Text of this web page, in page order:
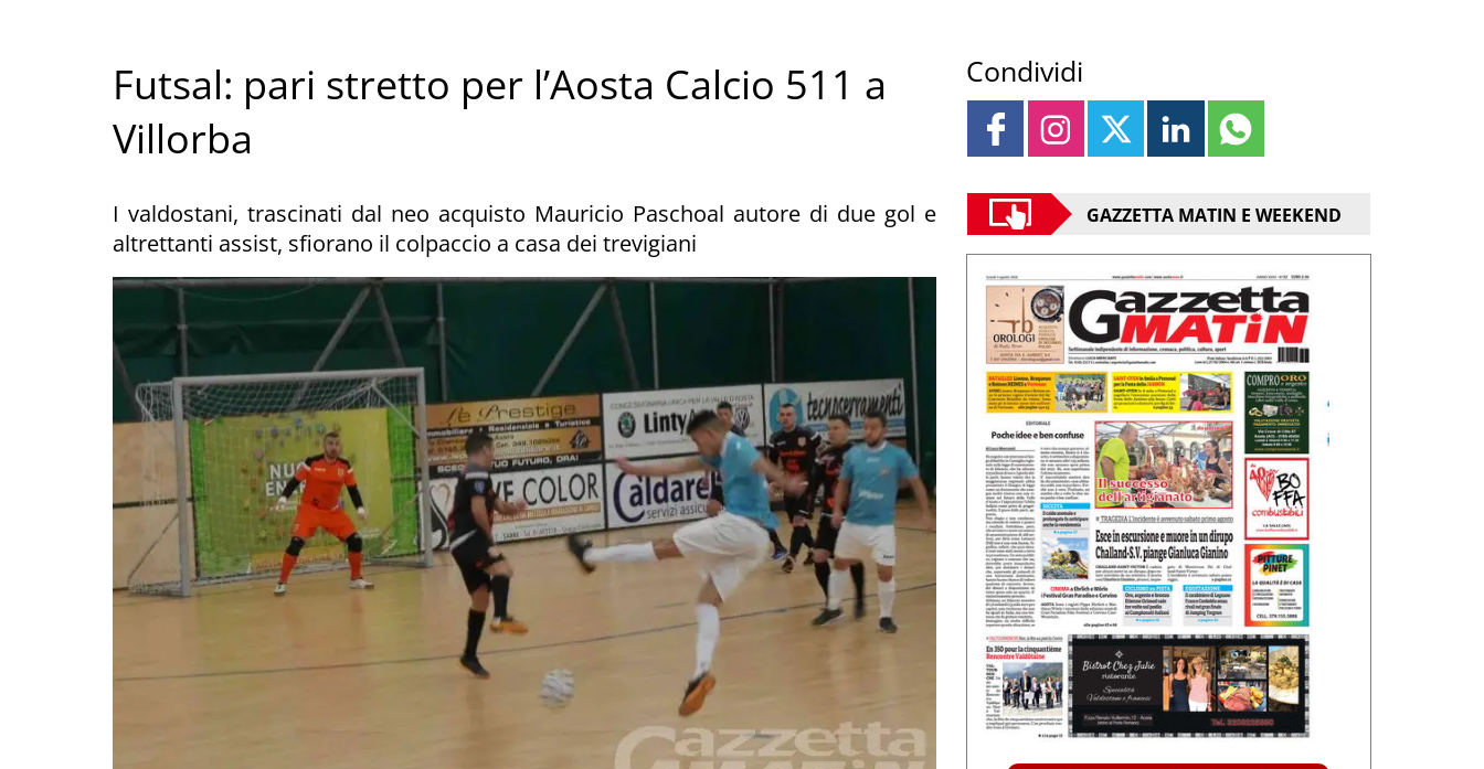
Futsal: pari stretto per l’Aosta Calcio 511 a
Villorba
I valdostani, trascinati dal neo acquisto Mauricio Paschoal autore di due gol e
altrettanti assist, sfiorano il colpaccio a casa dei trevigiani
Condividi
GAZZETTA MATIN E WEEKEND